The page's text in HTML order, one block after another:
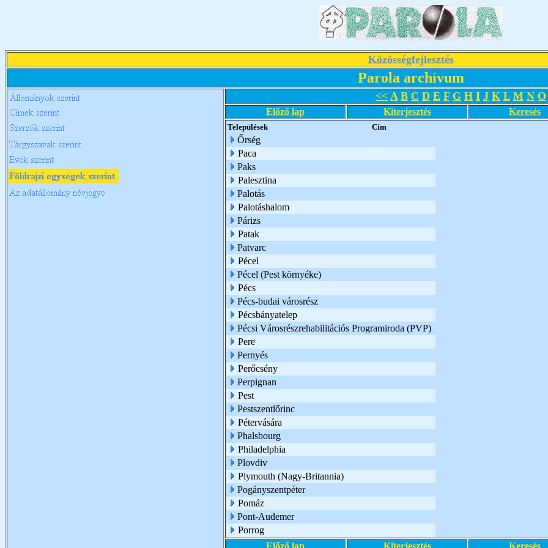
Közösségfejlesztés
Parola archívum
<< A B C D E F G H I J K L M N O
Előző lap Kiterjesztés Keresés
Települések Cím
Őrség
Paca
Paks
Palesztina
Palotás
Palotáshalom
Párizs
Patak
Patvarc
Pécel
Pécel (Pest környéke)
Pécs
Pécs-budai városrész
Pécsbányatelep
Pécsi Városrészrehabilitációs Programiroda (PVP)
Pere
Pernyés
Perőcsény
Perpignan
Pest
Pestszentlőrinc
Pétervására
Phalsbourg
Philadelphia
Plovdiv
Plymouth (Nagy-Britannia)
Pogányszentpéter
Pomáz
Pont-Audemer
Porrog
Előző lap
Kiterjesztés Keresés